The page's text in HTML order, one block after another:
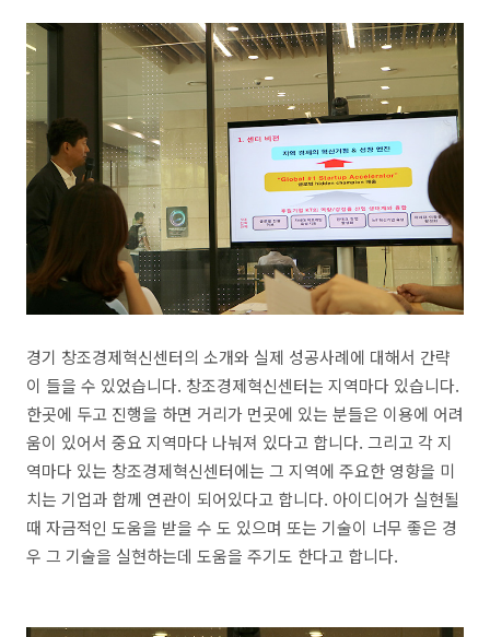
경기 창조경제혁신센터의 소개와 실제 성공사례에 대해서 간략
이 들을 수 있었습니다. 창조경제혁신센터는 지역마다 있습니다.
한곳에 두고 진행을 하면 거리가 먼곳에 있는 분들은 이용에 어려
움이 있어서 중요 지역마다 나눠져 있다고 합니다. 그리고 각 지
역마다 있는 창조경제혁신센터에는 그 지역에 주요한 영향을 미
치는 기업과 합께 연관이 되어있다고 합니다. 아이디어가 실현될
때 자금적인 도움을 받을 수 도 있으며 또는 기술이 너무 좋은 경
우 그 기술을 실현하는데 도움을 주기도 한다고 합니다.